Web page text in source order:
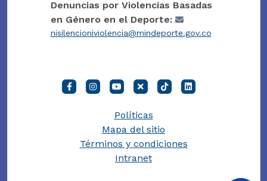
Denuncias por Violencias Basadas
en Género en el Deporte:
nisilencioniviolencia@mindeporte.gov.co
Políticas
Mapa del sitio
Términos y condiciones
Intranet